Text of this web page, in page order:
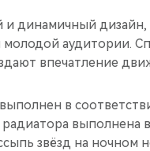
и динамичный
молодой аудитории.
впечатление
в
радиатора
звёзд на ночном